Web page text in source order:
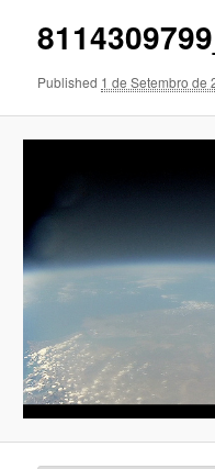
Published 1 de Setembro de